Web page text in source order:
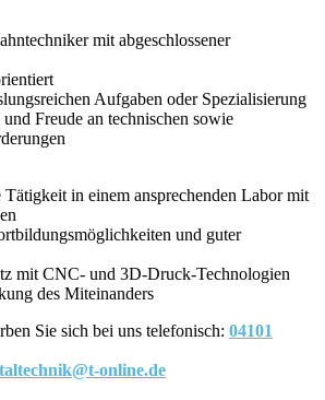
mit abgeschlossener
Aufgaben oder Spezialisierung
Freude an technischen sowie
in einem ansprechenden Labor mit
und guter
mit CNC- und 3D-Druck-Technologien
des Miteinanders
Sie sich bei uns telefonisch: 04101
online.de